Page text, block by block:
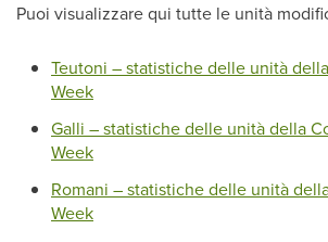
Puoi visualizzare qui tutte le unità
Teutoni – statistiche delle unità
Week
Galli – statistiche delle unità della
Week
Romani – statistiche delle unità
Week